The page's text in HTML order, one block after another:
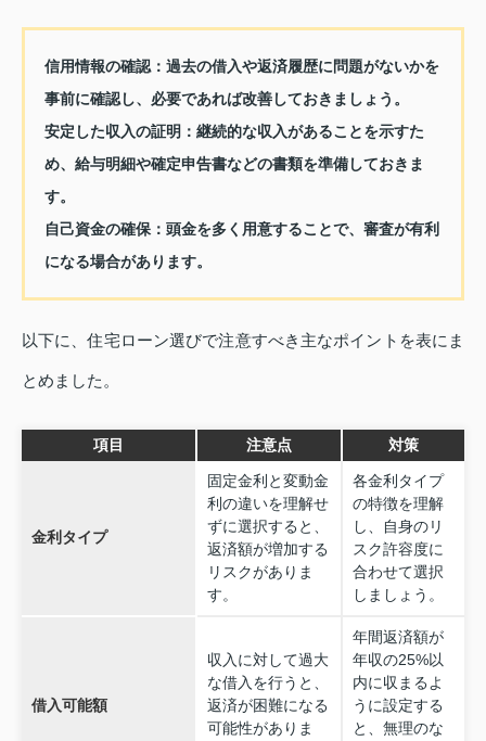
信用情報の確認：過去の借入や返済履歴に問題がないかを
事前に確認し、必要であれば改善しておきましょう。
安定した収入の証明 ：継続的な収入があることを示すた
め、給与明細や確定申告書などの書類を準備しておきま
す。
自己資金の確保：頭金を多く用意することで、審査が有利
になる場合があります。
以下に、住宅ローン選びで注意すべき主なポイントを表にま
とめました。
項目 注意点 対策
金利タイプ
固定金利と変動金
利の違いを理解せ
ずに選択すると、
返済額が増加する
リスクがありま
す。
各金利タイプ
の特徴を理解
し、自身のリ
スク許容度に
合わせて選択
しましょう。
借入可能額
収入に対して過大
な借入を行うと、
返済が困難になる
可能性がありま
年間返済額が
年収の25%以
内に収まるよ
うに設定する
と、無理のな